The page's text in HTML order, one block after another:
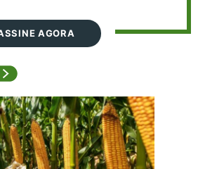
AGORA